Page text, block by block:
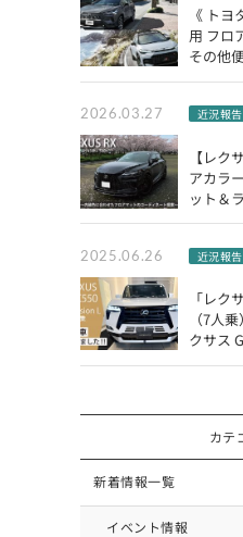
《 ト
用 フロ
その他
2026.03.27 近況報告
【レク
アカラ
ット＆
2025.06.26 近況報告
「レク
（7人
クサス
カテ
新着情報一覧
イベント情報